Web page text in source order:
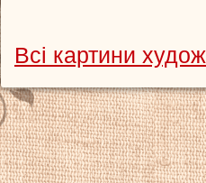
Всі картини